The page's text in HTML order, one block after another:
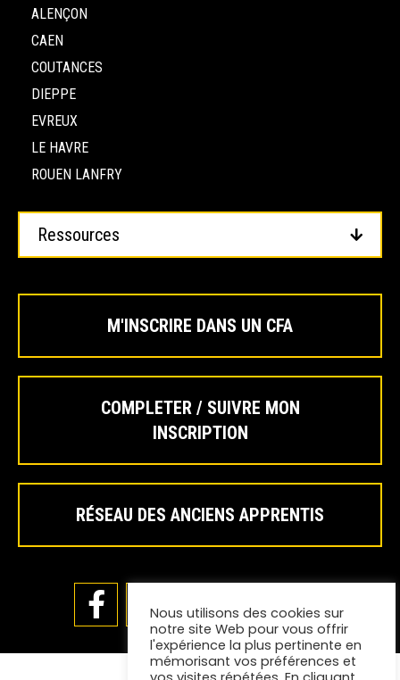
ALENÇON
CAEN
COUTANCES
DIEPPE
EVREUX
LE HAVRE
ROUEN LANFRY
Ressources
M'INSCRIRE DANS UN CFA
COMPLETER / SUIVRE MON
INSCRIPTION
RÉSEAU DES ANCIENS APPRENTIS
Nous utilisons des cookies sur
notre site Web pour vous offrir
l'expérience la plus pertinente en
mémorisant vos préférences et